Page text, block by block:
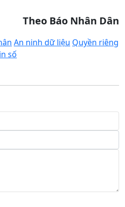
Theo Báo Nhân Dân
An ninh dữ liệu Quyền riêng
số